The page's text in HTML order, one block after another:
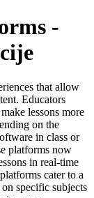
-
that allow
Educators
lessons more
on the
in class or
platforms now
in real-time
cater to a
specific subjects